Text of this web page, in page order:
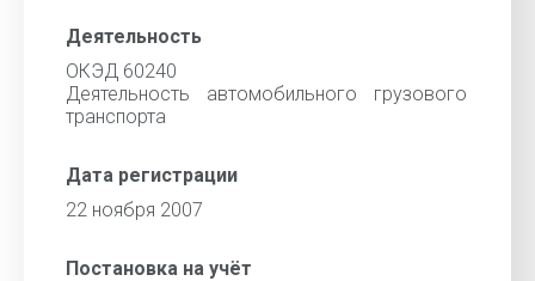
Деятельность
ОКЭД 60240
Деятельность автомобильного грузового
транспорта
Дата регистрации
22 ноября 2007
Постановка на учёт